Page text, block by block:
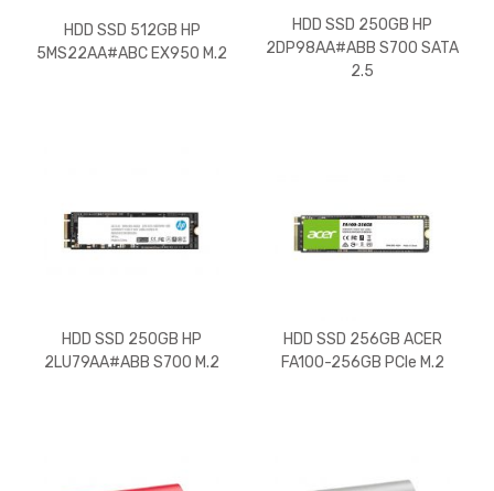
HDD SSD 512GB HP
5MS22AA#ABC EX950 M.2
HDD SSD 250GB HP
2DP98AA#ABB S700 SATA
2.5
HDD SSD 250GB HP
2LU79AA#ABB S700 M.2
HDD SSD 256GB ACER
FA100-256GB PCIe M.2